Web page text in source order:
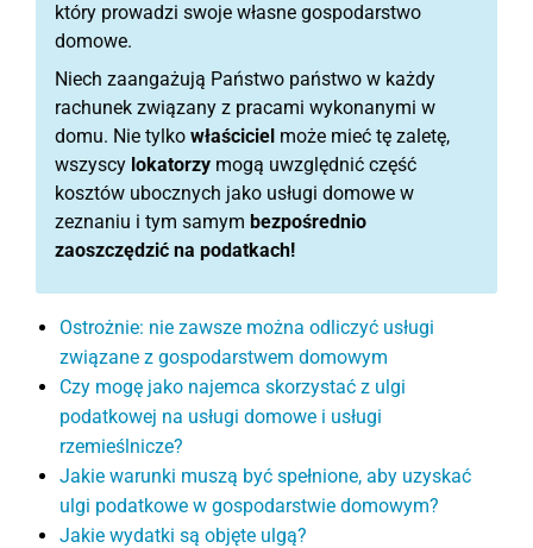
który prowadzi swoje własne gospodarstwo
domowe.
Niech zaangażują Państwo państwo w każdy
rachunek związany z pracami wykonanymi w
domu. Nie tylko właściciel może mieć tę zaletę,
wszyscy lokatorzy mogą uwzględnić część
kosztów ubocznych jako usługi domowe w
zeznaniu i tym samym bezpośrednio
zaoszczędzić na podatkach!
Ostrożnie: nie zawsze można odliczyć usługi
związane z gospodarstwem domowym
Czy mogę jako najemca skorzystać z ulgi
podatkowej na usługi domowe i usługi
rzemieślnicze?
Jakie warunki muszą być spełnione, aby uzyskać
ulgi podatkowe w gospodarstwie domowym?
Jakie wydatki są objęte ulgą?